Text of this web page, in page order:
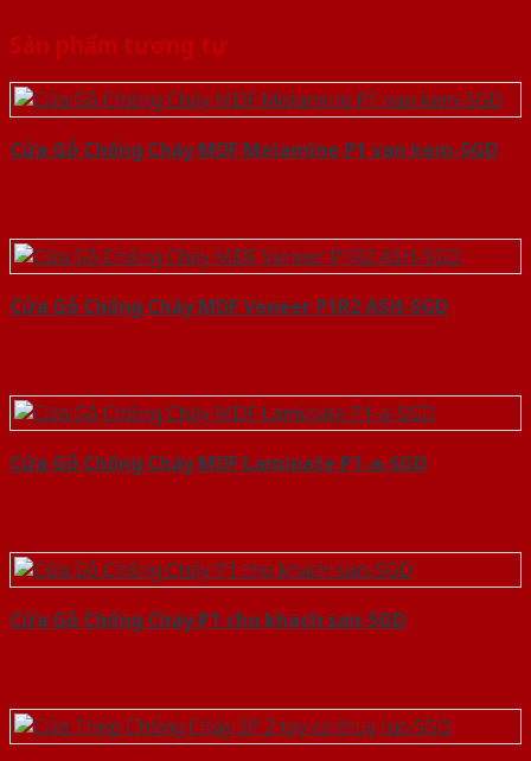
Sản phẩm tương tự
Cửa Gỗ Chống Cháy MDF Melamine P1 van kem-SGD
Cửa Gỗ Chống Cháy MDF Veneer P1R2 ASH-SGD
Cửa Gỗ Chống Cháy MDF Laminate P1-a-SGD
Cửa Gỗ Chống Cháy P1 cho khach san-SGD